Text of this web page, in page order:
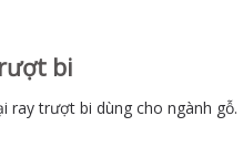
bi
ray trượt bi dùng cho ngành gỗ.